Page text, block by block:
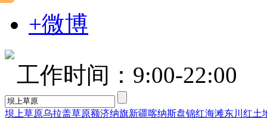
+微博
工作时间：9:00-22:00
坝上草原乌拉盖草原额济纳旗新疆喀纳斯盘锦红海滩东川红土